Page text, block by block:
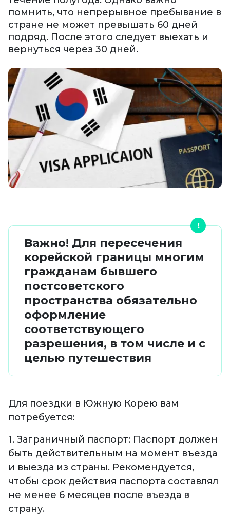
помнить, что непрерывное пребывание в
стране не может превышать 60 дней
подряд. После этого следует выехать и
вернуться через 30 дней.
Важно! Для пересечения
корейской границы многим
гражданам бывшего
постсоветского
пространства обязательно
оформление
соответствующего
разрешения, в том числе и с
целью путешествия
Для поездки в Южную Корею вам
потребуется:
1. Заграничный паспорт: Паспорт должен
быть действительным на момент въезда
и выезда из страны. Рекомендуется,
чтобы срок действия паспорта составлял
не менее 6 месяцев после въезда в
страну.